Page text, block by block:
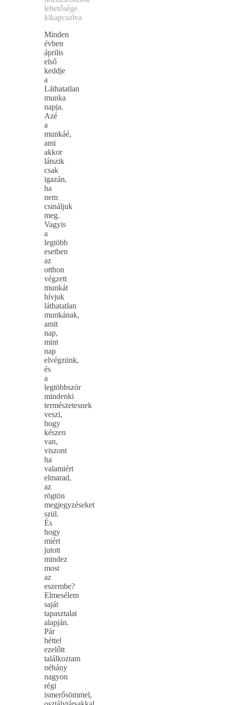
lehetősége
kikapcsolva
Minden
évben
április
első
keddje
a
Láthatatlan
munka
napja.
Azé
a
munkáé,
ami
akkor
látszik
csak
igazán,
ha
nem
csináljuk
meg.
Vagyis
a
legtöbb
esetben
az
otthon
végzett
munkát
hívjuk
láthatatlan
munkának,
amit
nap,
mint
nap
elvégzünk,
és
a
legtöbbször
mindenki
természetesnek
veszi,
hogy
készen
van,
viszont
ha
valamiért
elmarad,
az
rögtön
megjegyzéseket
szül.
És
hogy
miért
jutott
mindez
most
az
eszembe?
Elmesélem
saját
tapasztalat
alapján.
Pár
héttel
ezelőtt
találkoztam
néhány
nagyon
régi
ismerősömmel,